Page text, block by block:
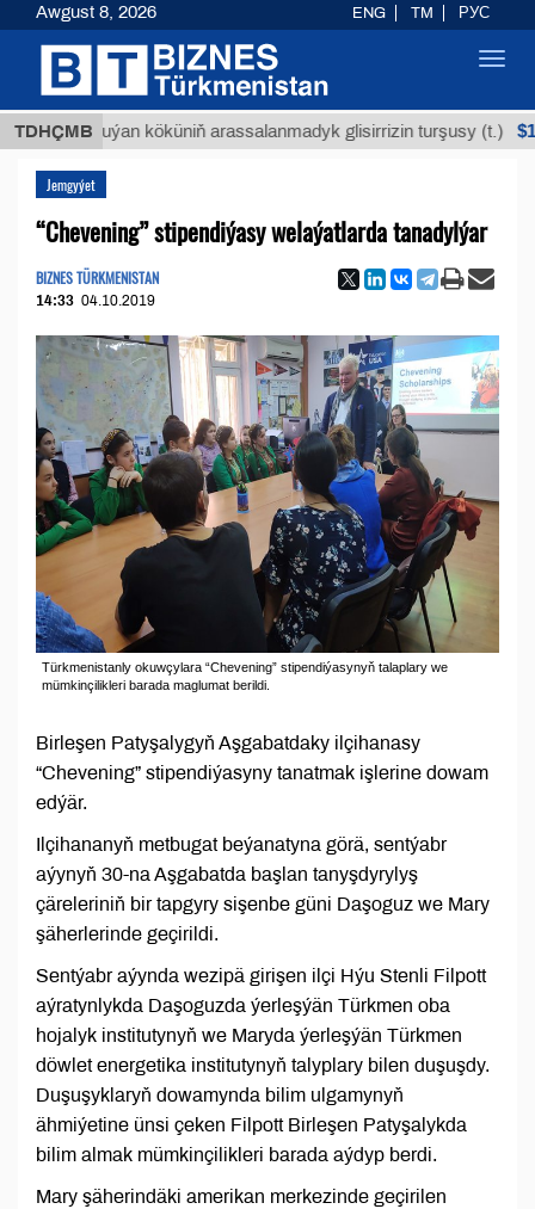
TDHÇMB
Buýan köküniň arassalanmadyk glisirrizin turşusy (t.)
Jemgyýet
“Chevening” stipendiýasy welaýatlarda tanadylýar
BIZNES TÜRKMENISTAN
14:33 04.10.2019
Türkmenistanly okuwçylara “Chevening” stipendiýasynyň talaplary we
mümkinçilikleri barada maglumat berildi.
Birleşen Patyşalygyň Aşgabatdaky ilçihanasy
“Chevening” stipendiýasyny tanatmak işlerine dowam
edýär.
Ilçihananyň metbugat beýanatyna görä, sentýabr
aýynyň 30-na Aşgabatda başlan tanyşdyrylyş
çäreleriniň bir tapgyry sişenbe güni Daşoguz we Mary
şäherlerinde geçirildi.
Sentýabr aýynda wezipä girişen ilçi Hýu Stenli Filpott
aýratynlykda Daşoguzda ýerleşýän Türkmen oba
hojalyk institutynyň we Maryda ýerleşýän Türkmen
döwlet energetika institutynyň talyplary bilen duşuşdy.
Duşuşyklaryň dowamynda bilim ulgamynyň
ähmiýetine ünsi çeken Filpott Birleşen Patyşalykda
bilim almak mümkinçilikleri barada aýdyp berdi.
Mary şäherindäki amerikan merkezinde geçirilen
Awgust 8, 2026 ENG TM РУС